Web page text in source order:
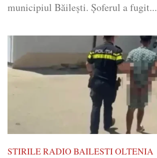
municipiul Băilești. Șoferul a fugit...
STIRILE RADIO BAILESTI OLTENIA